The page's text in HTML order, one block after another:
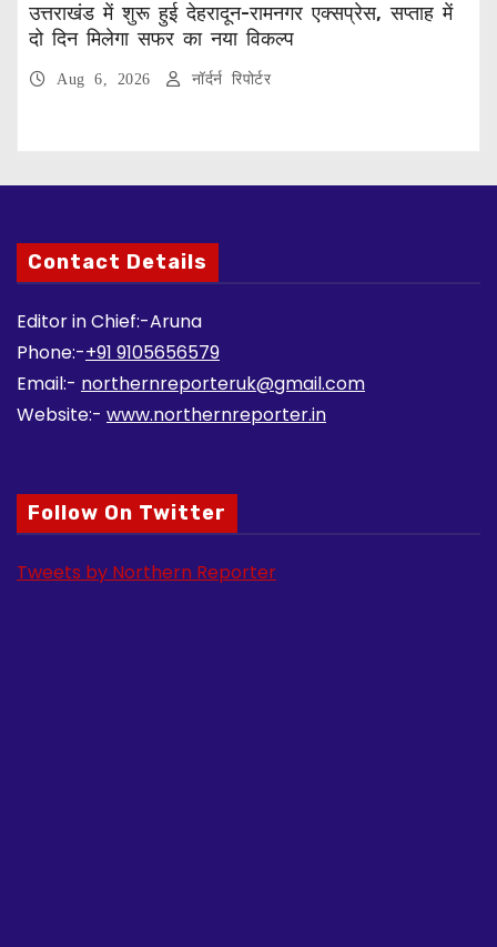
उत्तराखंड में शुरू हुई देहरादून-रामनगर एक्सप्रेस, सप्ताह में
दो दिन मिलेगा सफर का नया विकल्प
Aug 6, 2026 नॉर्दर्न रिपोर्टर
Contact Details
Editor in Chief:-Aruna
Phone:-+91 9105656579
Email:- northernreporteruk@gmail.com
Website:- www.northernreporter.in
Follow On Twitter
Tweets by Northern Reporter